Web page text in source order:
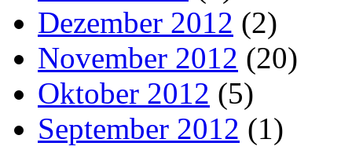
Dezember 2012 (2)
November 2012 (20)
Oktober 2012 (5)
September 2012 (1)